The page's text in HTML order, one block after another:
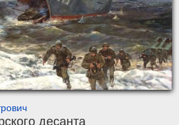
десанта